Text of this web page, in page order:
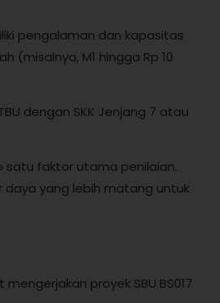
pengalaman dan kapasitas
(misalnya, M1 hingga Rp 10
dengan SKK Jenjang 7 atau
satu faktor utama penilaian.
daya yang lebih matang untuk
proyek SBU BS017